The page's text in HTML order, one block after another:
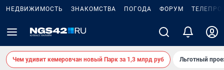
НЕДВИЖИМОСТЬ ЗНАКОМСТВА ПОГОДА ФОРУМ
Чем удивит кемеровчан новый Парк за 1,3 млрд руб Льготный